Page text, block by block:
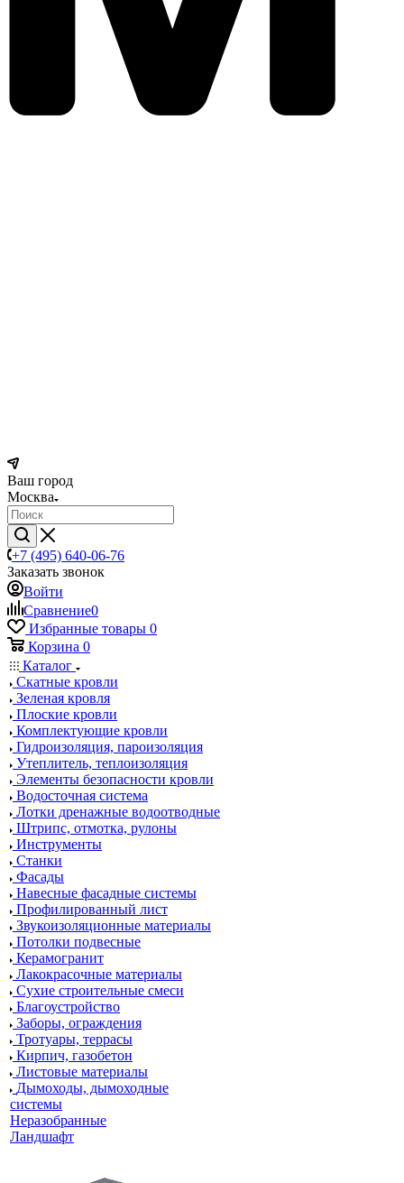
Ваш город
Москва
+7 (495) 640-06-76
Заказать звонок
Войти
Сравнение0
Избранные товары 0
Корзина 0
Каталог
Скатные кровли
Зеленая кровля
Плоские кровли
Комплектующие кровли
Гидроизоляция, пароизоляция
Утеплитель, теплоизоляция
Элементы безопасности кровли
Водосточная система
Лотки дренажные водоотводные
Штрипс, отмотка, рулоны
Инструменты
Станки
Фасады
Навесные фасадные системы
Профилированный лист
Звукоизоляционные материалы
Потолки подвесные
Керамогранит
Лакокрасочные материалы
Сухие строительные смеси
Благоустройство
Заборы, ограждения
Тротуары, террасы
Кирпич, газобетон
Листовые материалы
Дымоходы, дымоходные
системы
Неразобранные
Ландшафт